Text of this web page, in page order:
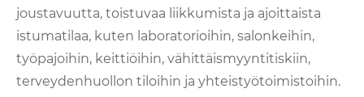
joustavuutta, toistuvaa liikkumista ja ajoittaista
istumatilaa, kuten laboratorioihin, salonkeihin,
työpajoihin, keittiöihin, vähittäismyyntitiskiin,
terveydenhuollon tiloihin ja yhteistyötoimistoihin.